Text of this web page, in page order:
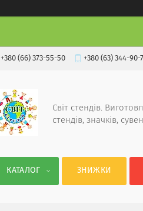
+380 (66) 373-55-50 +380 (63) 344-90-
Світ стендів.
стендів, значків,
КАТАЛОГ ЗНИЖКИ